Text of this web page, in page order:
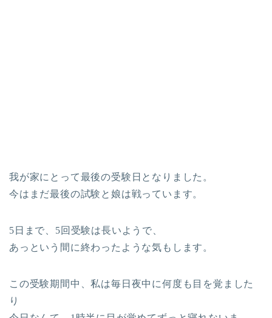
我が家にとって最後の受験日となりました。
今はまだ最後の試験と娘は戦っています。
5日まで、5回受験は長いようで、
あっという間に終わったような気もします。
この受験期間中、私は毎日夜中に何度も目を覚ました
り